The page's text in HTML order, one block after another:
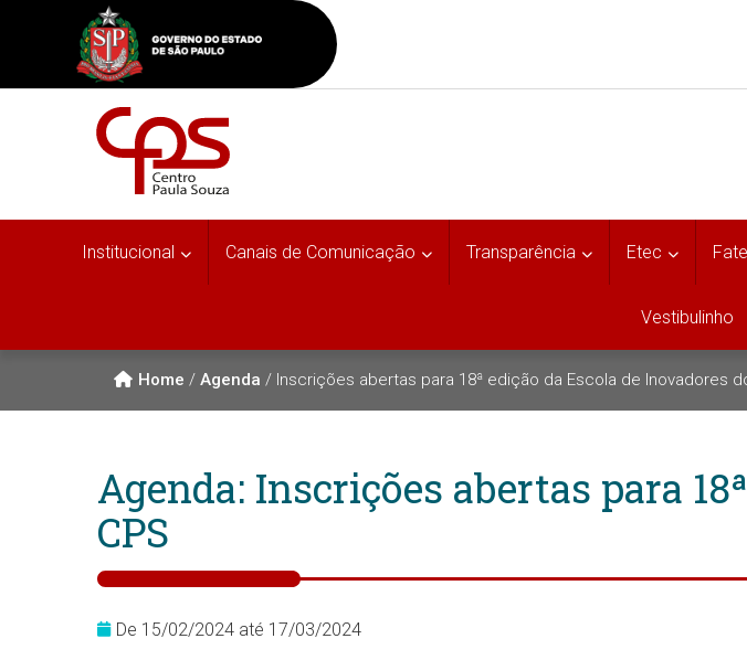
Institucional Canais de Comunicação Transparência Etec
Vestibulinho
Home / Agenda / Inscrições abertas para 18ª edição da Escola de Inovadores
Agenda: Inscrições abertas para
CPS
De 15/02/2024 até 17/03/2024